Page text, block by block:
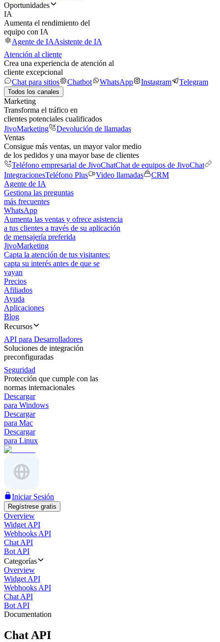
Oportunidades
IA
Aumenta el rendimiento del
equipo con IA
Agente de IAAsistente de IA
Atención al cliente
Crea una experiencia de atención al
cliente excepcional
Chat para sitios
Chatbot WhatsApp Instagram Telegram
Todos los canales
Marketing
Transforma el tráfico en
clientes potenciales cualificados
JivoMarketing
Devolución de llamadas
Ventas
Consigue más ventas, un mayor valor medio
de los pedidos y una mayor base de clientes
Teléfono empresarial de JivoChatChat de equipos de JivoChat
IntegracionesTeléfono Plus Video llamadas
CRM
Agente de IA
Gestiona las preguntas
más frecuentes
WhatsApp
Aumenta las ventas y ofrece asistencia
a tus clientes a través de su aplicación
de mensajería preferida
JivoMarketing
Capta la atención de tus visitantes:
capta su interés antes de que se
vayan
Precios
Afiliados
Ayuda
Aplicaciones
Blog
Recursos
API para Desarrolladores
Soluciones de integración
preconfiguradas
Seguridad
Protección que cumple con las
normas internacionales
Descargar
para Windows
Descargar
para Mac
Descargar
para Linux
Iniciar Sesión
Regístrese gratis
Overview
Widget API
Webhooks API
Chat API
Bot API
Categorías
Overview
Widget API
Webhooks API
Chat API
Bot API
Documentation
Chat API